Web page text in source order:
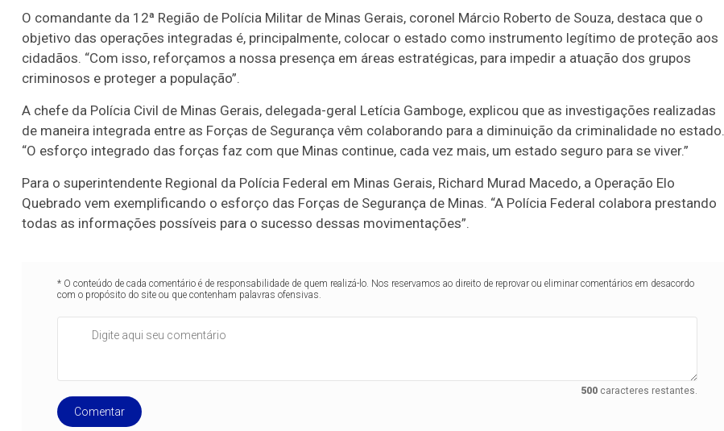
O comandante da 12ª Região de Polícia Militar de Minas Gerais, coronel Márcio Roberto de Souza, destaca que o
objetivo das operações integradas é, principalmente, colocar o estado como instrumento legítimo de proteção aos
cidadãos. “Com isso, reforçamos a nossa presença em áreas estratégicas, para impedir a atuação dos grupos
criminosos e proteger a população”.
A chefe da Polícia Civil de Minas Gerais, delegada-geral Letícia Gamboge, explicou que as investigações realizadas
de maneira integrada entre as Forças de Segurança vêm colaborando para a diminuição da criminalidade no estado.
“O esforço integrado das forças faz com que Minas continue, cada vez mais, um estado seguro para se viver.”
Para o superintendente Regional da Polícia Federal em Minas Gerais, Richard Murad Macedo, a Operação Elo
Quebrado vem exemplificando o esforço das Forças de Segurança de Minas. “A Polícia Federal colabora prestando
todas as informações possíveis para o sucesso dessas movimentações”.
* O conteúdo de cada comentário é de responsabilidade de quem realizá-lo. Nos reservamos ao direito de reprovar ou eliminar comentários em desacordo
com o propósito do site ou que contenham palavras ofensivas.
500caracteres restantes.
Comentar